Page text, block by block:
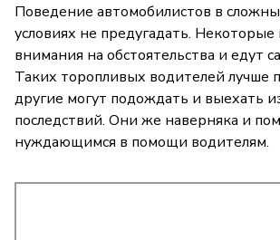
Поведение автомобилистов в
условиях не предугадать.
внимания на обстоятельства и едут
Таких торопливых водителей лучше
другие могут подождать и выехать
последствий. Они же наверняка и
нуждающимся в помощи водителям.